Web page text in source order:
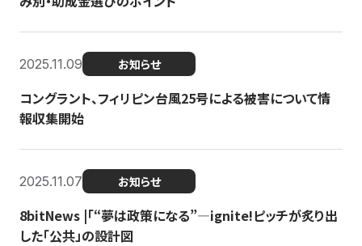
2025.11.09 お知らせ
コングラント、フィリピン台風25号による被害について情
報収集開始
2025.11.07 お知らせ
8bitNews |「“夢は政策になる”—ignite!ピッチが炙り出
した「公共」の設計図